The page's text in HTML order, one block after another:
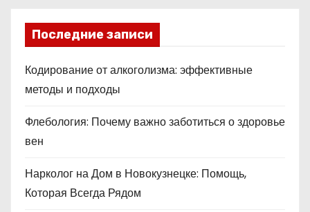
Последние записи
Кодирование от алкоголизма: эффективные
методы и подходы
Флебология: Почему важно заботиться о здоровье
вен
Нарколог на Дом в Новокузнецке: Помощь,
Которая Всегда Рядом